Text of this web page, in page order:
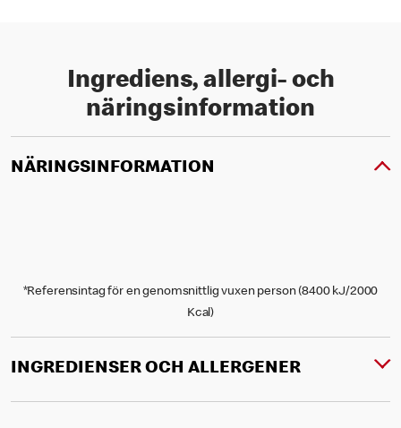
Ingrediens, allergi- och
näringsinformation
NÄRINGSINFORMATION
*Referensintag för en genomsnittlig vuxen person (8400 kJ/2000
Kcal)
INGREDIENSER OCH ALLERGENER